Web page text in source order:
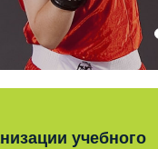
учебного